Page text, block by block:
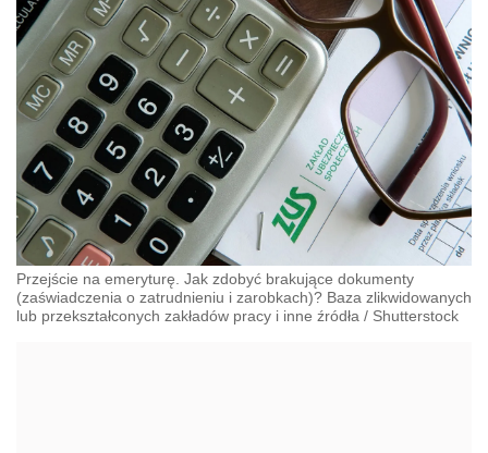
Przejście na emeryturę. Jak zdobyć brakujące dokumenty
(zaświadczenia o zatrudnieniu i zarobkach)? Baza zlikwidowanych
lub przekształconych zakładów pracy i inne źródła / Shutterstock